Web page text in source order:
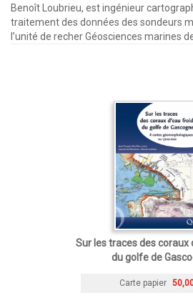
Benoît Loubrieu, est ingénieur
traitement des données des sondeurs
l’unité de recher Géosciences marines
Sur les traces des coraux
du golfe de
Carte papier